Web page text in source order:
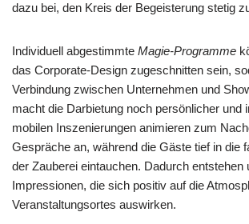
dazu bei, den Kreis der Begeisterung stetig
Individuell abgestimmte Magie-Programme
das Corporate-Design zugeschnitten sein,
Verbindung zwischen Unternehmen und
macht die Darbietung noch persönlicher und
mobilen Inszenierungen animieren zum
Gespräche an, während die Gäste tief in die
der Zauberei eintauchen. Dadurch entstehen
Impressionen, die sich positiv auf die
Veranstaltungsortes auswirken.